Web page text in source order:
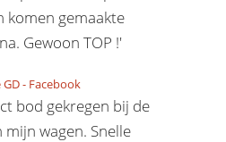
komen gemaakte
Gewoon TOP !'
GD- Facebook
bod gekregen bij de
wagen. Snelle